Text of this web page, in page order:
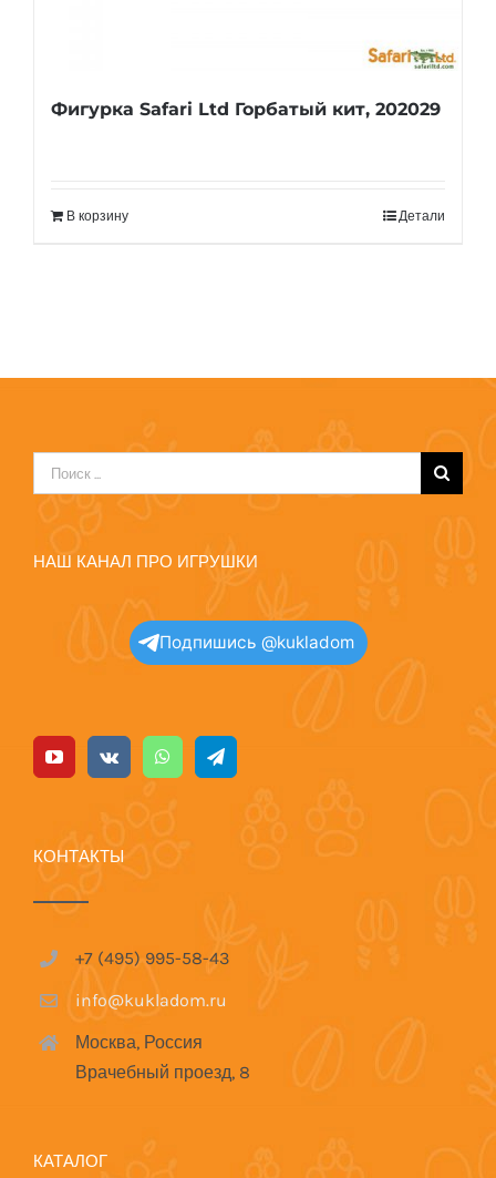
Фигурка Safari Ltd Горбатый кит, 202029
В корзину Детали
Результат
поиска:
НАШ КАНАЛ ПРО ИГРУШКИ
Подпишись @kukladom
КОНТАКТЫ
+7 (495) 995-58-43
info@kukladom.ru
Москва, Россия
Врачебный проезд, 8
КАТАЛОГ